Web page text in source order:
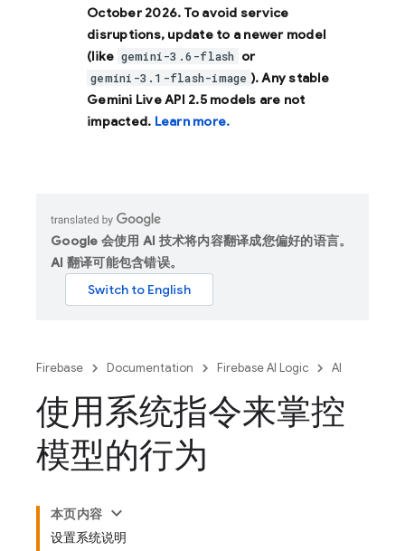
October 2026. To avoid service
disruptions, update to a newer model
(like gemini-3.6-flash or
gemini-3.1-flash-image ). Any stable
Gemini Live API 2.5 models are not
impacted. Learn more.
Google 会使用 AI 技术将内容翻译成您偏好的语言。
AI 翻译可能包含错误。
Firebase Documentation Firebase AI Logic AI
使用系统指令来掌控
模型的行为
本页内容
设置系统说明